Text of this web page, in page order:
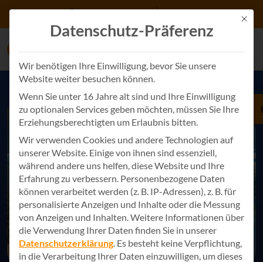
Zum Inhalt springen
Mit
Datenschutz-Präferenz
Wir benötigen Ihre Einwilligung, bevor Sie unsere
Website weiter besuchen können.
Wenn Sie unter 16 Jahre alt sind und Ihre Einwilligung
zu optionalen Services geben möchten, müssen Sie Ihre
Erziehungsberechtigten um Erlaubnis bitten.
Wir verwenden Cookies und andere Technologien auf
unserer Website. Einige von ihnen sind essenziell,
während andere uns helfen, diese Website und Ihre
Erfahrung zu verbessern. Personenbezogene Daten
können verarbeitet werden (z. B. IP-Adressen), z. B. für
personalisierte Anzeigen und Inhalte oder die Messung
von Anzeigen und Inhalten.Weitere Informationen über
die Verwendung Ihrer Daten finden Sie in unserer
Datenschutzerklärung. Es besteht keine Verpflichtung,
in die Verarbeitung Ihrer Daten einzuwilligen, um dieses